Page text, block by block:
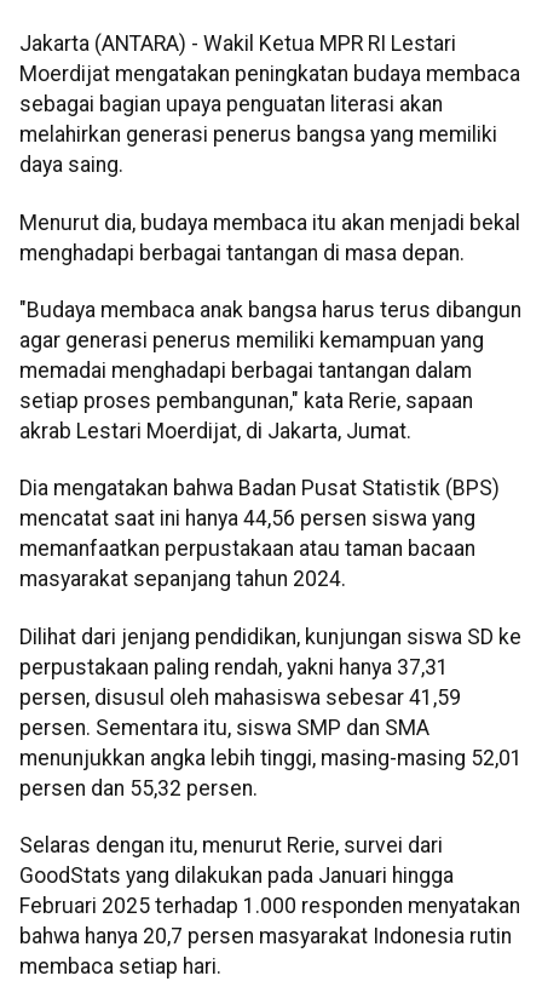
Jakarta (ANTARA) - Wakil Ketua MPR RI Lestari
Moerdijat mengatakan peningkatan budaya membaca
sebagai bagian upaya penguatan literasi akan
melahirkan generasi penerus bangsa yang memiliki
daya saing.
Menurut dia, budaya membaca itu akan menjadi bekal
menghadapi berbagai tantangan di masa depan.
"Budaya membaca anak bangsa harus terus dibangun
agar generasi penerus memiliki kemampuan yang
memadai menghadapi berbagai tantangan dalam
setiap proses pembangunan," kata Rerie, sapaan
akrab Lestari Moerdijat, di Jakarta, Jumat.
Dia mengatakan bahwa Badan Pusat Statistik (BPS)
mencatat saat ini hanya 44,56 persen siswa yang
memanfaatkan perpustakaan atau taman bacaan
masyarakat sepanjang tahun 2024.
Dilihat dari jenjang pendidikan, kunjungan siswa SD ke
perpustakaan paling rendah, yakni hanya 37,31
persen, disusul oleh mahasiswa sebesar 41,59
persen. Sementara itu, siswa SMP dan SMA
menunjukkan angka lebih tinggi, masing-masing 52,01
persen dan 55,32 persen.
Selaras dengan itu, menurut Rerie, survei dari
GoodStats yang dilakukan pada Januari hingga
Februari 2025 terhadap 1.000 responden menyatakan
bahwa hanya 20,7 persen masyarakat Indonesia rutin
membaca setiap hari.